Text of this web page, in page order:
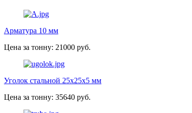
Арматура 10 мм
Цена за тонну: 21000 руб.
Уголок стальной 25х25х5 мм
Цена за тонну: 35640 руб.